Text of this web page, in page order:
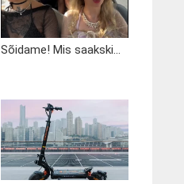
Sõidame! Mis saakski...